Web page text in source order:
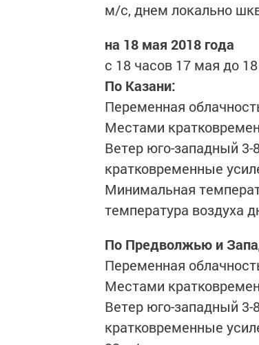
м/с, днем локально
на 18 мая 2018 года
с 18 часов 17 мая до
По Казани:
Переменная
Местами
Ветер юго-западный
кратковременные
Минимальная
температура воздуха
По Предволжью и
Переменная
Местами
Ветер юго-западный
кратковременные